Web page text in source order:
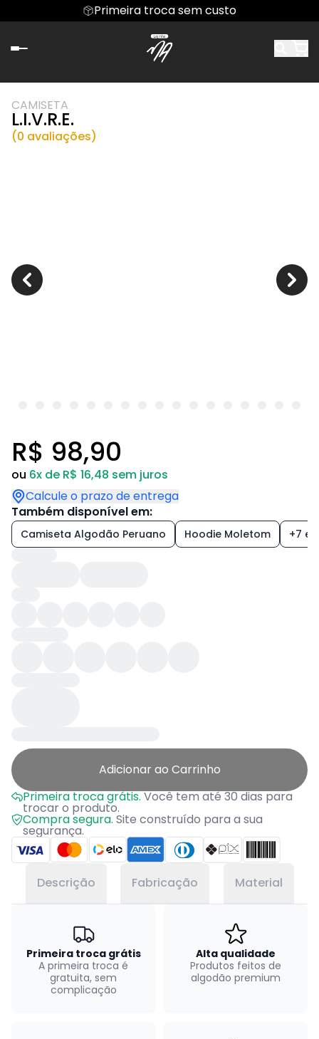
Primeira troca sem custo
CAMISETA
L.I.V.R.E.
(0 avaliações)
R$ 98,90
ou 6x de R$ 16,48 sem juros
Calcule o prazo de entrega
Também disponível em:
Camiseta Algodão Peruano Hoodie Moletom +7
Adicionar ao Carrinho
Primeira troca grátis.Você tem até 30 dias para
trocar o produto.
Compra segura. Site construído para a sua
segurança.
Descrição Fabricação Material
Primeira troca grátis
A primeira troca é
gratuita, sem
complicação
Alta qualidade
Produtos feitos de
algodão premium